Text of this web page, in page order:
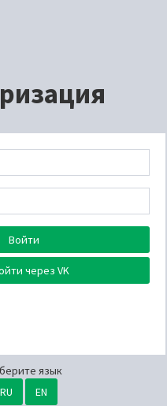
Войти
через VK
язык